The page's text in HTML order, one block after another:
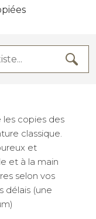
copies des
classique.
et
et à la main
selon vos
délais (une